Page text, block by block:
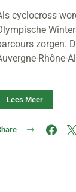
cyclocross
zorgen.
Rhône-
Lees Meer